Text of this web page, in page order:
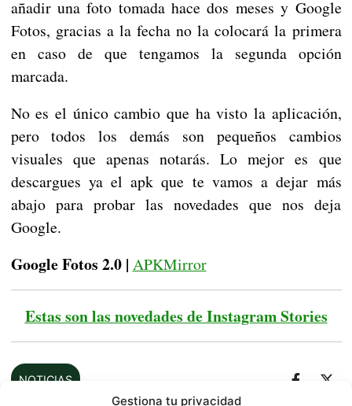
Gestiona tu privacidad
añadir una foto tomada hace dos meses y Google
Fotos, gracias a la fecha no la colocará la primera
en caso de que tengamos la segunda opción
marcada.
No es el único cambio que ha visto la aplicación,
pero todos los demás son pequeños cambios
visuales que apenas notarás. Lo mejor es que
descargues ya el apk que te vamos a dejar más
abajo para probar las novedades que nos deja
Google.
Google Fotos 2.0 | APKMirror
Estas son las novedades de Instagram Stories
NOTICIAS